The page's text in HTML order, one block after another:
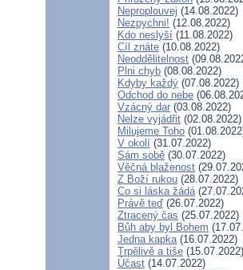
Neproplouvej (14.08.2022)
Nezpychni! (12.08.2022)
Kdo neslyší (11.08.2022)
Cíl znáte (10.08.2022)
Neoddělitelnost
Plni chyb (08.08.2022)
Kdyby každý (07.08.2022)
Odchod do nebe
Vzácný dar (03.08.2022)
Nelze vyjádřit (02.08.2022)
Milujeme Toho
V okolí (31.07.2022)
Sám sobě (30.07.2022)
Věčná blaženost
Z Boží rukou (28.07.2022)
Co si láska žádá
Právě teď (26.07.2022)
Ztracený čas (25.07.2022)
Bůh aby byl Bohem
Jedna kapka(16.07.2022)
Trpělivě a tiše (15.07.2022)
Účast (14.07.2022)